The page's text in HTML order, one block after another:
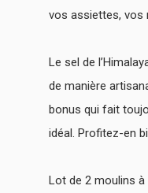
vos assiettes, vos
Le sel de
de manière
bonus qui fait
idéal. Profitez-en
Lot de 2 moulins à